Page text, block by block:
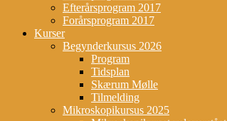
Efterårsprogram 2017
Forårsprogram 2017
Kurser
Begynderkursus 2026
Program
Tidsplan
Skærum Mølle
Tilmelding
Mikroskopikursus 2025